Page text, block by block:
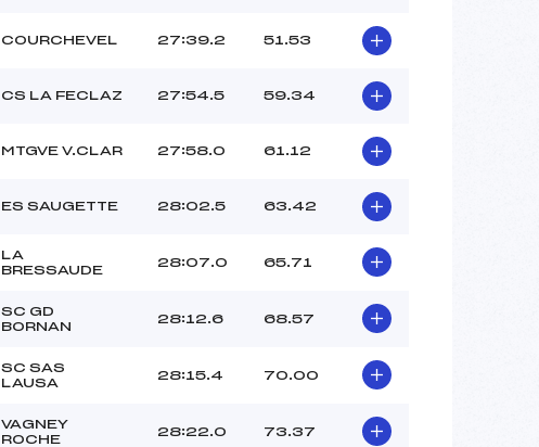
COURCHEVEL 27:39.2 51.53
CS LA FECLAZ 27:54.5 59.34
MTGVE V.CLAR 27:58.0 61.12
ES SAUGETTE 28:02.5 63.42
LA
BRESSAUDE
28:07.0 65.71
SC GD
BORNAN
28:12.6 68.57
SC SAS
LAUSA
28:15.4 70.00
VAGNEY
ROCHE
28:22.0 73.37